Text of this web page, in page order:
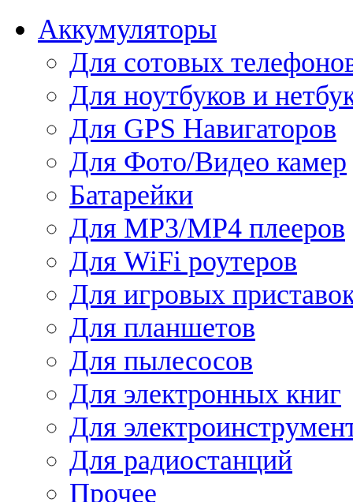
Аккумуляторы
Для сотовых
Для ноутбуков и
Для GPS Навигаторов
Для Фото/Видео камер
Батарейки
Для MP3/MP4 плееров
Для WiFi роутеров
Для игровых
Для планшетов
Для пылесосов
Для электронных книг
Для
Для радиостанций
Прочее